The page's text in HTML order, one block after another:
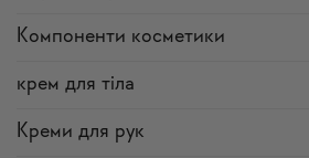
Компоненти косметики
крем для тіла
Креми для рук